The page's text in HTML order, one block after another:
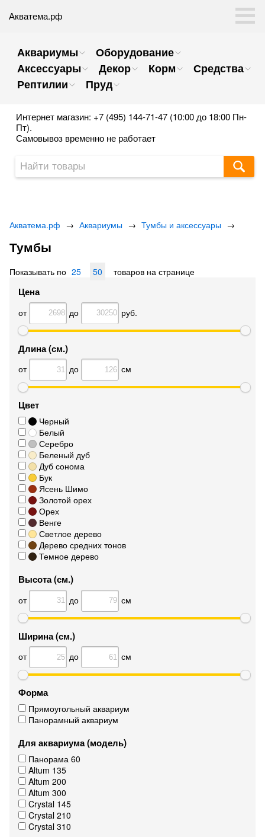
Акватема.рф
Аквариумы
Оборудование
Аксессуары
Декор Корм
Средства
Рептилии
Пруд
Интернет магазин: +7 (495) 144-71-47 (10:00 до 18:00 Пн-
Пт).
Самовывоз временно не работает
Акватема.рф → Аквариумы → Тумбы и аксессуары →
Тумбы
Показывать по 25 50 товаров на странице
Цена
от до руб.
Длина (см.)
от до см
Цвет
Черный
Белый
Серебро
Беленый дуб
Дуб сонома
Бук
Ясень Шимо
Золотой орех
Орех
Венге
Светлое дерево
Дерево средних тонов
Темное дерево
Высота (см.)
от до см
Ширина (см.)
от до см
Форма
Прямоугольный аквариум
Панорамный аквариум
Для аквариума (модель)
Панорама 60
Altum 135
Altum 200
Altum 300
Crystal 145
Crystal 210
Crystal 310